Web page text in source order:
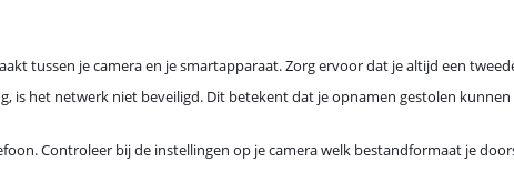
tussen je camera en je smartapparaat. Zorg ervoor dat je altijd een
het netwerk niet beveiligd. Dit betekent dat je opnamen gestolen
Controleer bij de instellingen op je camera welk bestandformaat je